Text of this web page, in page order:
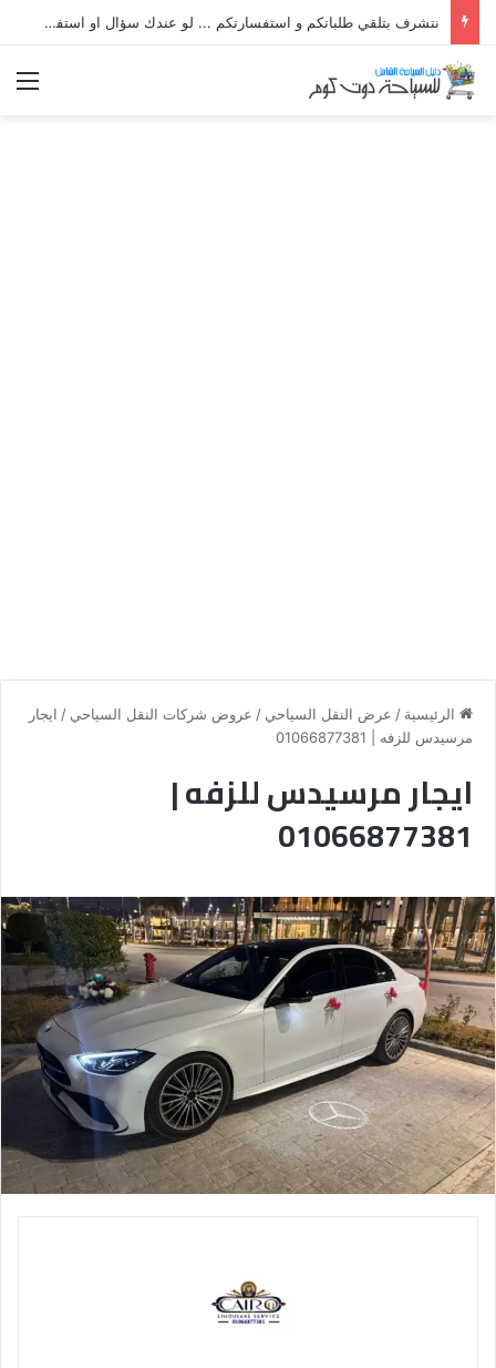
نتشرف بتلقي طلباتكم و استفسارتكم ... لو عندك سؤال او استفسار ماتدرددش فى طلب المساعدة
الرئيسية / عرض النقل السياحي / عروض شركات النقل السياحي / ايجار
مرسيدس للزفه | 01066877381
ايجار مرسيدس للزفه |
01066877381